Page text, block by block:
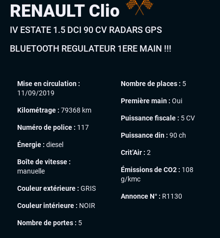
RENAULT Clio
IV ESTATE 1.5 DCI 90 CV RADARS GPS
BLUETOOTH REGULATEUR 1ERE MAIN !!!
Mise en circulation :
11/09/2019
Kilométrage : 79368 km
Numéro de police : 117
Énergie : diesel
Boîte de vitesse :
manuelle
Couleur extérieure : GRIS
Couleur intérieure : NOIR
Nombre de portes : 5
Nombre de places : 5
Première main : Oui
Puissance fiscale : 5 CV
Puissance din : 90 ch
Crit’Air : 2
Émissions de CO2 : 108
g/kmc
Annonce N° : R1130